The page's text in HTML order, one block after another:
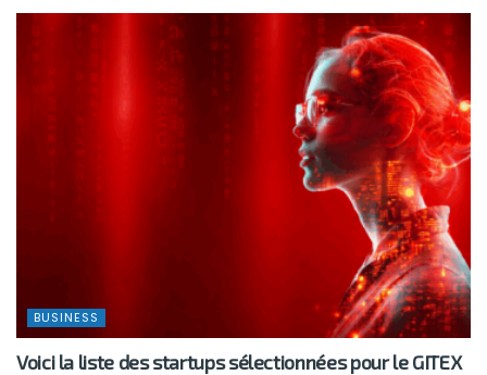
BUSINESS
Voici la liste des startups sélectionnées pour le GITEX